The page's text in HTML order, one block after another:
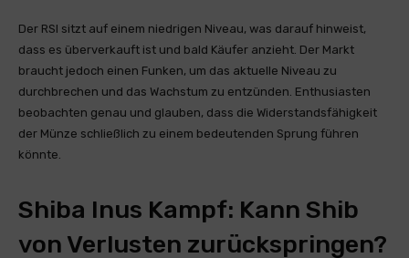
Der RSI sitzt auf einem niedrigen Niveau, was darauf hinweist,
dass es überverkauft ist und bald Käufer anzieht. Der Markt
braucht jedoch einen Funken, um das aktuelle Niveau zu
durchbrechen und das Wachstum zu entzünden. Enthusiasten
beobachten genau und glauben, dass die Widerstandsfähigkeit
der Münze schließlich zu einem bedeutenden Sprung führen
könnte.
Shiba Inus Kampf: Kann Shib
von Verlusten zurückspringen?